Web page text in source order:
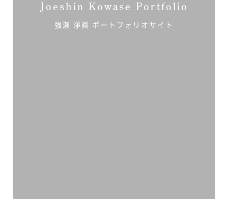
Joeshin Kowase Portfolio
強瀬 淨眞 ポートフォリオサイト